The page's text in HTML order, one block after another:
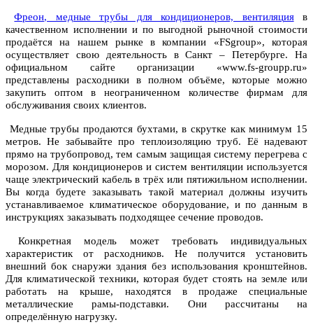
Фреон, медные трубы для кондиционеров, вентиляцияв
качественном исполнении и по выгодной рыночной стоимости
продаётся на нашем рынке в компании «FSgroup», которая
осуществляет свою деятельность в Санкт – Петербурге. На
официальном сайте организации «www.fs-groupp.ru»
представлены расходники в полном объёме, которые можно
закупить оптом в неограниченном количестве фирмам для
обслуживания своих клиентов.
Медные трубы продаются бухтами, в скрутке как минимум 15
метров. Не забывайте про теплоизоляцию труб. Её надевают
прямо на трубопровод, тем самым защищая систему перегрева с
морозом. Для кондиционеров и систем вентиляции используется
чаще электрический кабель в трёх или пятижильном исполнении.
Вы когда будете заказывать такой материал должны изучить
устанавливаемое климатическое оборудование, и по данным в
инструкциях заказывать подходящее сечение проводов.
Конкретная модель может требовать индивидуальных
характеристик от расходников. Не получится установить
внешний бок снаружи здания без использования кронштейнов.
Для климатической техники, которая будет стоять на земле или
работать на крыше, находятся в продаже специальные
металлические рамы-подставки. Они рассчитаны на
определённую нагрузку.